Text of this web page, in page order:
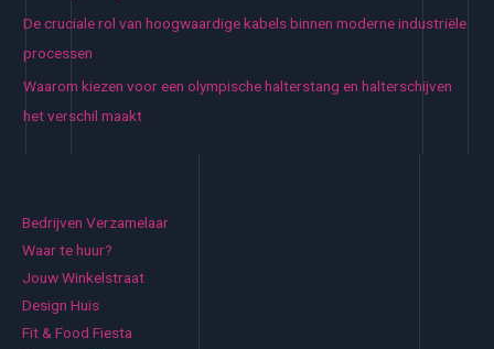
De cruciale rol van hoogwaardige kabels binnen moderne industriële
processen
Waarom kiezen voor een olympische halterstang en halterschijven
het verschil maakt
Bedrijven Verzamelaar
Waar te huur?
Jouw Winkelstraat
Design Huis
Fit & Food Fiesta